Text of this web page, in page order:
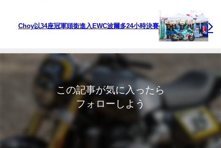
Choy以34座冠軍頭銜進入EWC波爾多24小時決賽
この記事が気に入ったら
フォローしよう